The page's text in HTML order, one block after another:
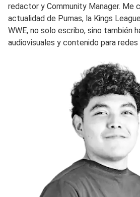
redactor y Community Manager. Me
actualidad de Pumas, la Kings
WWE, no solo escribo, sino también
audiovisuales y contenido para redes